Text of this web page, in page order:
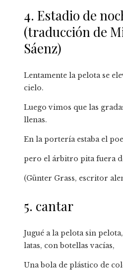
4. Estadio de
(traducción de
Sáenz)
Lentamente la pelota se
cielo.
Luego vimos que las
llenas.
En la portería estaba el
pero el árbitro pita fuera
(Günter Grass, escritor
5. cantar
Jugué a la pelota sin
latas, con botellas vacías,
Una bola de plástico de